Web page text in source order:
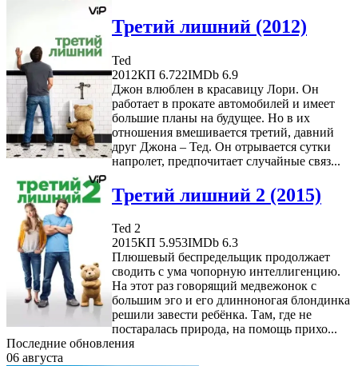
Третий лишний (2012)
Ted
2012КП 6.722IMDb 6.9
Джон влюблен в красавицу Лори. Он
работает в прокате автомобилей и имеет
большие планы на будущее. Но в их
отношения вмешивается третий, давний
друг Джона – Тед. Он отрывается сутки
напролет, предпочитает случайные связ...
Третий лишний 2 (2015)
Ted 2
2015КП 5.953IMDb 6.3
Плюшевый беспредельщик продолжает
сводить с ума чопорную интеллигенцию.
На этот раз говорящий медвежонок с
большим эго и его длинноногая блондинка
решили завести ребёнка. Там, где не
постаралась природа, на помощь прихо...
Последние обновления
06 августа